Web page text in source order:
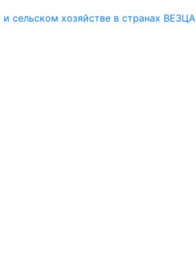
сельском хозяйстве в странах ВЕЗЦА